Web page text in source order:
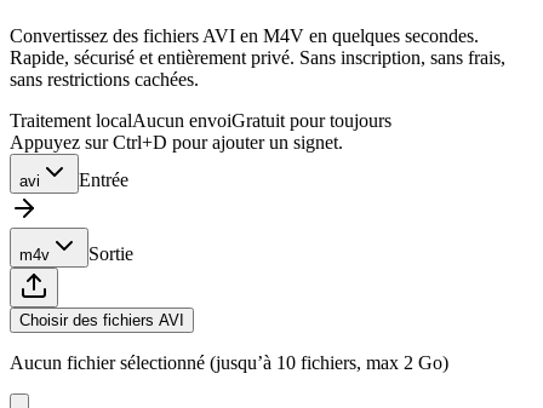
Convertissez des fichiers AVI en M4V en quelques secondes.
Rapide, sécurisé et entièrement privé. Sans inscription, sans frais,
sans restrictions cachées.
Traitement localAucun envoiGratuit pour toujours
Appuyez sur Ctrl+D pour ajouter un signet.
avi Entrée
m4v Sortie
Choisir des fichiers AVI
Aucun fichier sélectionné (jusqu’à 10 fichiers, max 2 Go)